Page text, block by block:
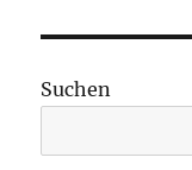
Suchen